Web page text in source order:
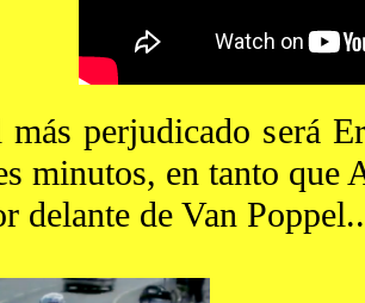
más perjudicado será
minutos, en tanto que
delante de Van